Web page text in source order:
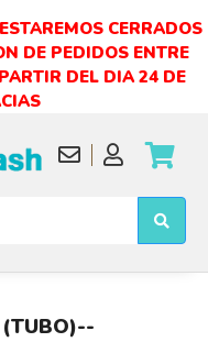
CERRADOS
DE PEDIDOS ENTRE
DEL DIA 24 DE
(TUBO)--